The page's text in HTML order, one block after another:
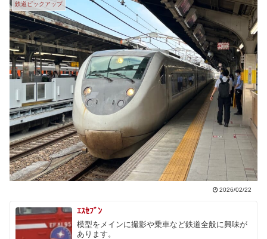
鉄道ピックアップ
2026/02/22
ｴｽｾﾌﾞﾝ
模型をメインに撮影や乗車など鉄道全般に興味が
あります。